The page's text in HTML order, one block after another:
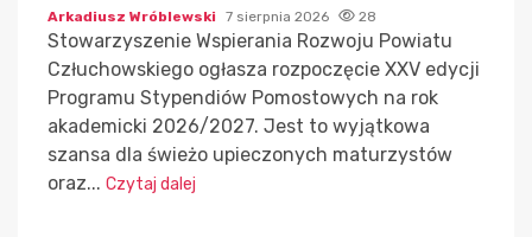
Arkadiusz Wróblewski 7 sierpnia 2026 28
Stowarzyszenie Wspierania Rozwoju Powiatu
Człuchowskiego ogłasza rozpoczęcie XXV edycji
Programu Stypendiów Pomostowych na rok
akademicki 2026/2027. Jest to wyjątkowa
szansa dla świeżo upieczonych maturzystów
oraz... Czytaj dalej